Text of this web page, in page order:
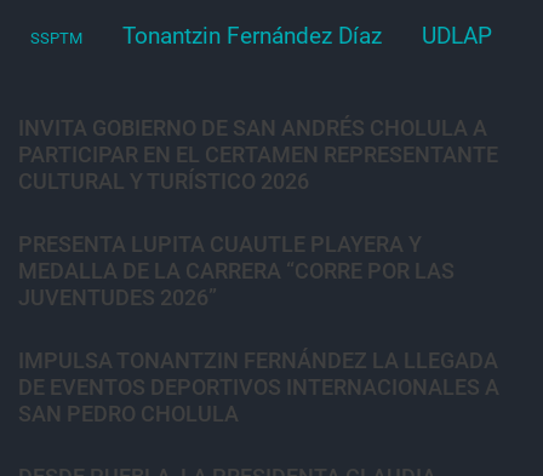
SSPTM Tonantzin Fernández Díaz UDLAP
INVITA GOBIERNO DE SAN ANDRÉS CHOLULA A
PARTICIPAR EN EL CERTAMEN REPRESENTANTE
CULTURAL Y TURÍSTICO 2026
PRESENTA LUPITA CUAUTLE PLAYERA Y
MEDALLA DE LA CARRERA “CORRE POR LAS
JUVENTUDES 2026”
IMPULSA TONANTZIN FERNÁNDEZ LA LLEGADA
DE EVENTOS DEPORTIVOS INTERNACIONALES A
SAN PEDRO CHOLULA